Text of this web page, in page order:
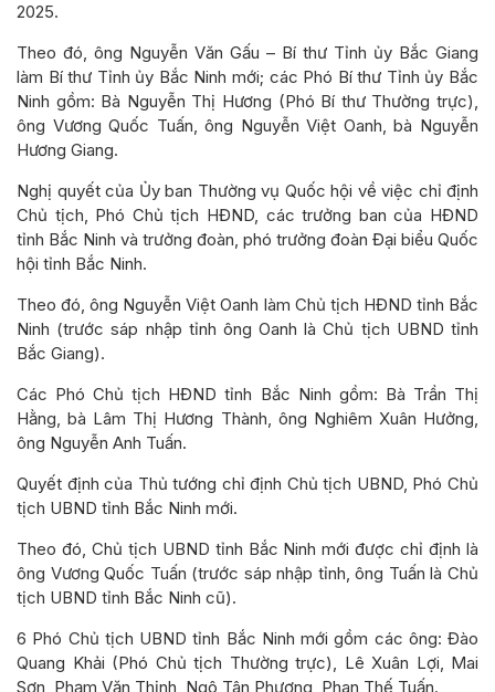
2025.
Theo đó, ông Nguyễn Văn Gấu – Bí thư Tỉnh ủy Bắc Giang
làm Bí thư Tỉnh ủy Bắc Ninh mới; các Phó Bí thư Tỉnh ủy Bắc
Ninh gồm: Bà Nguyễn Thị Hương (Phó Bí thư Thường trực),
ông Vương Quốc Tuấn, ông Nguyễn Việt Oanh, bà Nguyễn
Hương Giang.
Nghị quyết của Ủy ban Thường vụ Quốc hội về việc chỉ định
Chủ tịch, Phó Chủ tịch HĐND, các trưởng ban của HĐND
tỉnh Bắc Ninh và trưởng đoàn, phó trưởng đoàn Đại biểu Quốc
hội tỉnh Bắc Ninh.
Theo đó, ông Nguyễn Việt Oanh làm Chủ tịch HĐND tỉnh Bắc
Ninh (trước sáp nhập tỉnh ông Oanh là Chủ tịch UBND tỉnh
Bắc Giang).
Các Phó Chủ tịch HĐND tỉnh Bắc Ninh gồm: Bà Trần Thị
Hằng, bà Lâm Thị Hương Thành, ông Nghiêm Xuân Hưởng,
ông Nguyễn Anh Tuấn.
Quyết định của Thủ tướng chỉ định Chủ tịch UBND, Phó Chủ
tịch UBND tỉnh Bắc Ninh mới.
Theo đó, Chủ tịch UBND tỉnh Bắc Ninh mới được chỉ định là
ông Vương Quốc Tuấn (trước sáp nhập tỉnh, ông Tuấn là Chủ
tịch UBND tỉnh Bắc Ninh cũ).
6 Phó Chủ tịch UBND tỉnh Bắc Ninh mới gồm các ông: Đào
Quang Khải (Phó Chủ tịch Thường trực), Lê Xuân Lợi, Mai
Sơn, Phạm Văn Thịnh, Ngô Tân Phượng, Phan Thế Tuấn.